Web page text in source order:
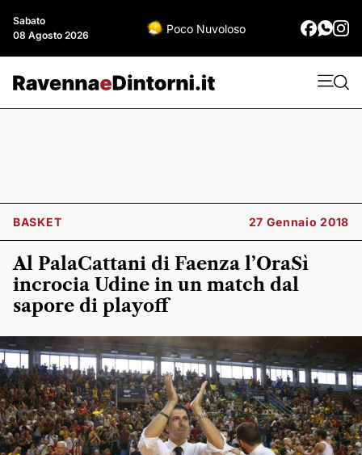
Sabato
08 Agosto 2026
Poco Nuvoloso
BASKET 27 Gennaio 2018
Al PalaCattani di Faenza l’OraSì
incrocia Udine in un match dal
sapore di playoff